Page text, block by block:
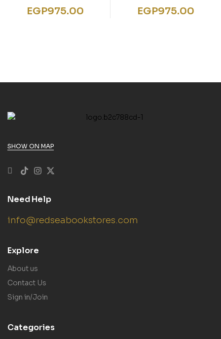
Hexe
EGP975.00 EGP975.00
SHOW ON MAP
Need Help
info@redseabookstores.com
Explore
About us
Contact Us
Sign in/Join
Categories